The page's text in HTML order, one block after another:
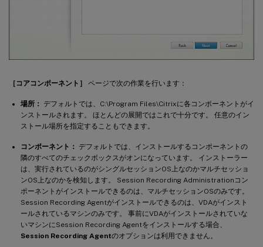
［コアコンポーネント］ ページで次の作業を行います：
場所： デフォルトでは、C:\Program Files\Citrixに各コンポーネントがイ
ンストールされます。 ほとんどの展開ではこれで十分です。 任意のイン
ストール場所を指定することもできます。
コンポーネント： デフォルトでは、インストールするコンポーネントの
隣のすべてのチェックボックスがオンになっています。 インストーラー
は、実行されているのがシングルセッションOS上なのかマルチセッショ
ンOS上なのかを検知します。 Session Recording Administrationコン
ポーネントがインストールできるのは、マルチセッションOSのみです。
Session Recording Agentがインストールできるのは、VDAがインスト
ールされているマシンのみです。 事前にVDAがインストールされていな
いマシンにSession Recording Agentをインストールする場合、
Session Recording Agentのオプションは利用できません。